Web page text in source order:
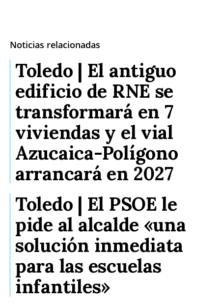
Noticias relacionadas
Toledo | El antiguo
edificio de RNE se
transformará en 7
viviendas y el vial
Azucaica-Polígono
arrancará en 2027
Toledo | El PSOE le
pide al alcalde «una
solución inmediata
para las escuelas
infantiles»